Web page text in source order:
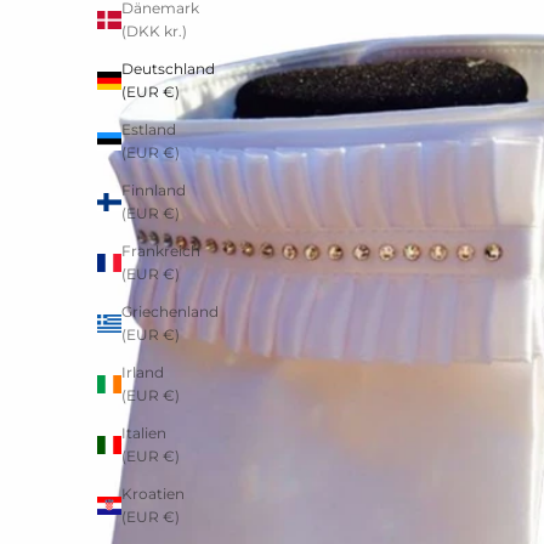
Dänemark
(DKK kr.)
Deutschland
(EUR €)
Estland
(EUR €)
Finnland
(EUR €)
Frankreich
(EUR €)
Griechenland
(EUR €)
Irland
(EUR €)
Italien
(EUR €)
Kroatien
(EUR €)